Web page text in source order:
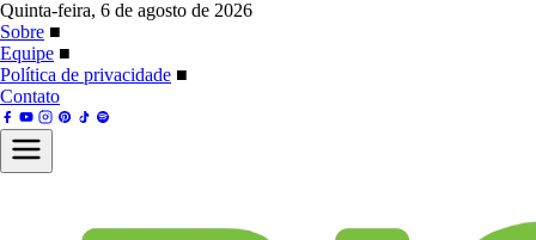
Quinta-feira, 6 de agosto de 2026
Sobre ■
Equipe ■
Política de privacidade ■
Contato